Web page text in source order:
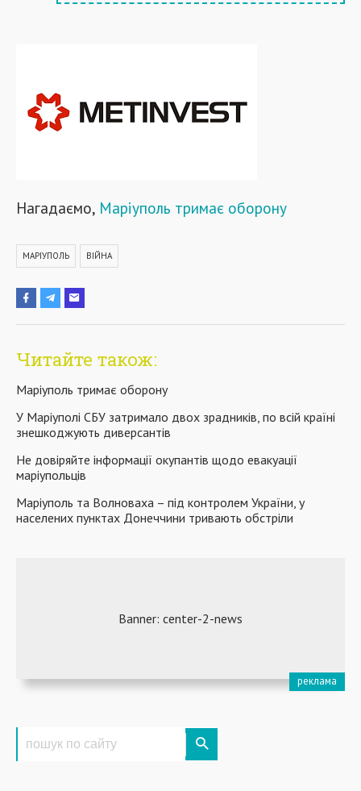
Нагадаємо, Маріуполь тримає оборону
МАРІУПОЛЬ ВІЙНА
Читайте також:
Маріуполь тримає оборону
У Маріуполі СБУ затримало двох зрадників, по всій країні
знешкоджують диверсантів
Не довіряйте інформації окупантів щодо евакуації
маріупольців
Маріуполь та Волноваха – під контролем України, у
населених пунктах Донеччини тривають обстріли